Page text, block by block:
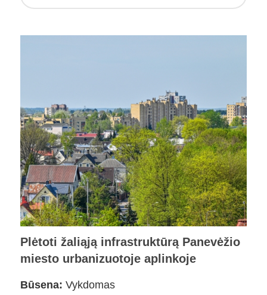
Plėtoti žaliąją infrastruktūrą Panevėžio
miesto urbanizuotoje aplinkoje
Būsena: Vykdomas